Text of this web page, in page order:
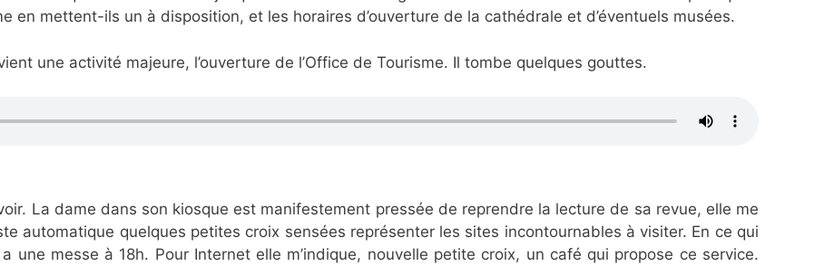
en mettent-ils un à disposition, et les horaires d’ouverture de la cathédrale et d’éventuels musées.
une activité majeure, l’ouverture de l’Office de Tourisme. Il tombe quelques gouttes.
La dame dans son kiosque est manifestement pressée de reprendre la lecture de sa revue, elle me
automatique quelques petites croix sensées représenter les sites incontournables à visiter. En ce qui
une messe à 18h. Pour Internet elle m’indique, nouvelle petite croix, un café qui propose ce service.